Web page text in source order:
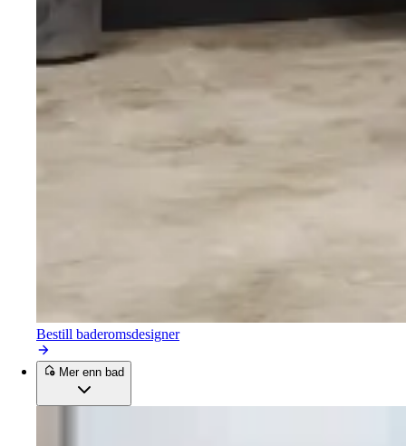
Bestill baderomsdesigner
Mer enn bad